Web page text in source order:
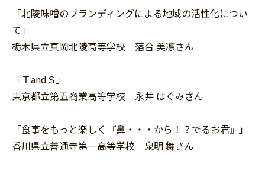
「北陵味噌のブランディングによる地域の活性化につい
て」
栃木県立真岡北陵高等学校 落合 美凛さん
「ＴandＳ」
東京都立第五商業高等学校 永井 はぐみさん
「食事をもっと楽しく『鼻・・・から！？でるお君』」
香川県立善通寺第一高等学校 泉明 舞さん